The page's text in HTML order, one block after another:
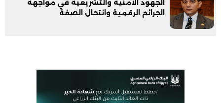
الجهود الأمنية والتشريعية في مواجهة
الجرائم الرقمية وانتحال الصفة